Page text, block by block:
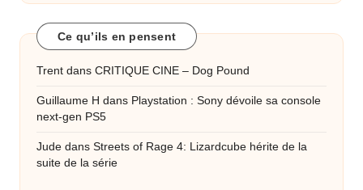
Ce qu’ils en pensent
Trent dans CRITIQUE CINE – Dog Pound
Guillaume H dans Playstation : Sony dévoile sa console
next-gen PS5
Jude dans Streets of Rage 4: Lizardcube hérite de la
suite de la série